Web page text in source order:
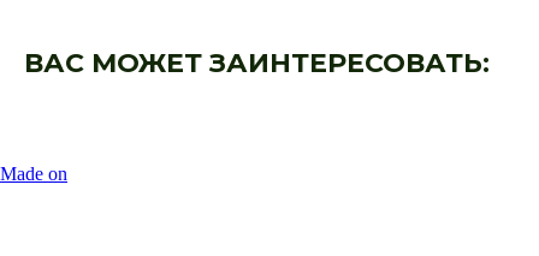
ВАС МОЖЕТ ЗАИНТЕРЕСОВАТЬ:
Made on